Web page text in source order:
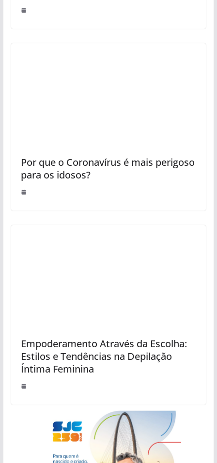
Por que o Coronavírus é mais perigoso
para os idosos?
Empoderamento Através da Escolha:
Estilos e Tendências na Depilação
Íntima Feminina